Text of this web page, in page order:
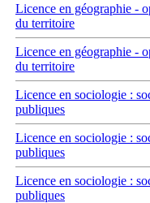
Licence en géographie -
du territoire
Licence en géographie -
du territoire
Licence en sociologie :
publiques
Licence en sociologie :
publiques
Licence en sociologie :
publiques